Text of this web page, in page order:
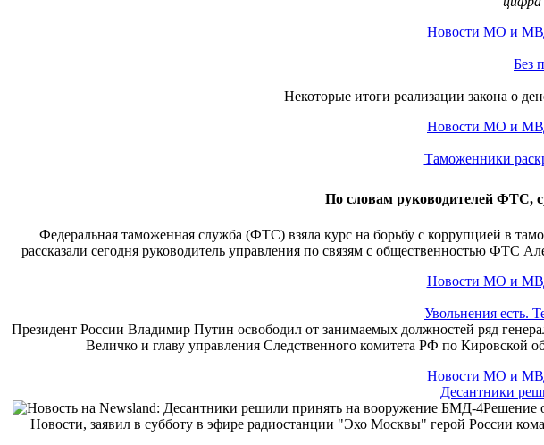
Новости МО и
Без
Некоторые итоги реализации закона о
Новости МО и
Таможенники
По словам руководителей ФТС,
Федеральная таможенная служба (ФТС) взяла курс на борьбу с коррупцией в
рассказали сегодня руководитель управления по связям с общественностью
Новости МО и
Увольнения есть.
Президент России Владимир Путин освободил от занимаемых должностей ряд
Величко и главу управления Следственного комитета РФ по Кировской
Новости МО и
Десантники
Решение
Новости, заявил в субботу в эфире радиостанции "Эхо Москвы" герой России